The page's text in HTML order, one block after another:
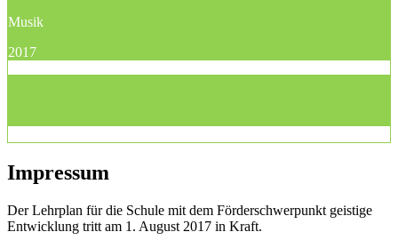
Musik
2017
Impressum
Der Lehrplan für die Schule mit dem Förderschwerpunkt geistige
Entwicklung tritt am 1. August 2017 in Kraft.